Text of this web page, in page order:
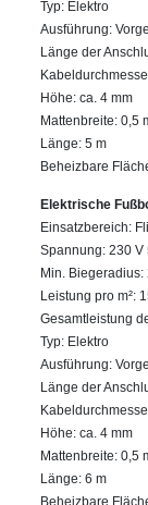
Typ: Elektro
Ausführung:
Länge der
Höhe: ca. 4 mm
Mattenbreite: 0,5
Länge: 5 m
Beheizbare
Elektrische
Einsatzbereich:
Spannung: 230 V
Min. Biegeradius:
Leistung pro m²:
Gesamtleistung
Typ: Elektro
Ausführung:
Länge der
Höhe: ca. 4 mm
Mattenbreite: 0,5
Länge: 6 m
Beheizbare